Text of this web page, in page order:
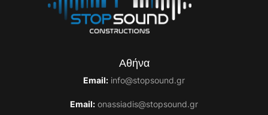
Αθήνα
Email: info@stopsound.gr
Email: onassiadis@stopsound.gr